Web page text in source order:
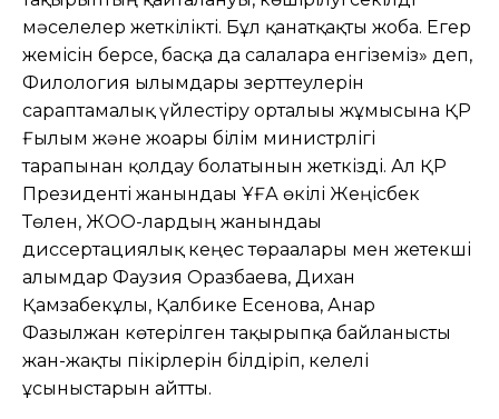
мәселелер жеткілікті. Бұл қанатқақты жоба. Егер
жемісін берсе, басқа да салаларға енгіземіз» деп,
Филология ғылымдары зерттеулерін
сараптамалық үйлестіру орталығы жұмысына ҚР
Ғылым және жоғары білім министрлігі
тарапынан қолдау болатынын жеткізді. Ал ҚР
Президенті жанындағы ҰҒА өкілі Жеңісбек
Төлен, ЖОО-лардың жанындағы
диссертациялық кеңес төрағалары мен жетекші
ғалымдар Фаузия Оразбаева, Дихан
Қамзабекұлы, Қалбике Есенова, Анар
Фазылжан көтерілген тақырыпқа байланысты
жан-жақты пікірлерін білдіріп, келелі
ұсыныстарын айтты.